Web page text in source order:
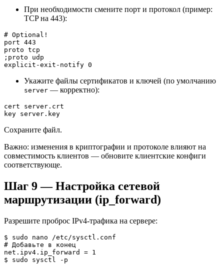
При необходимости смените порт и протокол (пример:
TCP на 443):
# Optional!
port 443
proto tcp
;proto udp
explicit-exit-notify 0
Укажите файлы сертификатов и ключей (по умолчанию
server — корректно):
cert server.crt
key server.key
Сохраните файл.
Важно: изменения в криптографии и протоколе влияют на
совместимость клиентов — обновите клиентские конфиги
соответствующе.
Шаг 9 — Настройка сетевой
маршрутизации (ip_forward)
Разрешите проброс IPv4-трафика на сервере:
$ sudo nano /etc/sysctl.conf
# Добавьте в конец
net.ipv4.ip_forward = 1
$ sudo sysctl -p